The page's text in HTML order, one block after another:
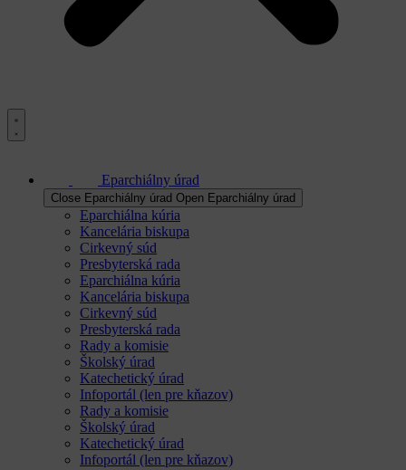
Eparchiálny úrad
Close Eparchiálny úrad Open Eparchiálny úrad
Eparchiálna kúria
Kancelária biskupa
Cirkevný súd
Presbyterská rada
Eparchiálna kúria
Kancelária biskupa
Cirkevný súd
Presbyterská rada
Rady a komisie
Školský úrad
Katechetický úrad
Infoportál (len pre kňazov)
Rady a komisie
Školský úrad
Katechetický úrad
Infoportál (len pre kňazov)